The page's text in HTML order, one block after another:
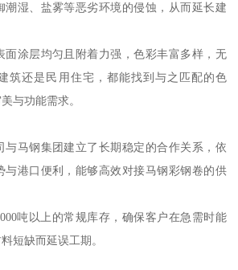
潮湿、盐雾等恶劣环境的侵蚀，从而延长建
面涂层均匀且附着力强，色彩丰富多样，无
筑还是民用住宅，都能找到与之匹配的色
与功能需求。
与马钢集团建立了长期稳定的合作关系，依
与港口便利，能够高效对接马钢彩钢卷的供
吨以上的常规库存，确保客户在急需时能
短缺而延误工期。